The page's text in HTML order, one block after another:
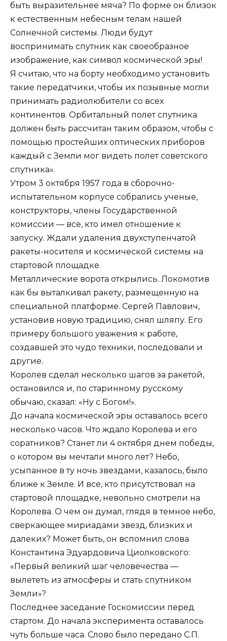
быть выразительнее мяча? По форме он близок
к естественным небесным телам нашей
Солнечной системы. Люди будут
воспринимать спутник как своеобразное
изображение, как символ космической эры!
Я считаю, что на борту необходимо установить
такие передатчики, чтобы их позывные могли
принимать радиолюбители со всех
континентов. Орбитальный полет спутника
должен быть рассчитан таким образом, чтобы с
помощью простейших оптических приборов
каждый с Земли мог видеть полет советского
спутника».
Утром 3 октября 1957 года в сборочно-
испытательном корпусе собрались ученые,
конструкторы, члены Государственной
комиссии — все, кто имел отношение к
запуску. Ждали удаления двухступенчатой ​​
ракеты-носителя и космической системы на
стартовой площадке.
Металлические ворота открылись. Локомотив
как бы выталкивал ракету, размещенную на
специальной платформе. Сергей Павлович,
установив новую традицию, снял шляпу. Его
примеру большого уважения к работе,
создавшей это чудо техники, последовали и
другие.
Королев сделал несколько шагов за ракетой,
остановился и, по старинному русскому
обычаю, сказал: «Ну с Богом!».
До начала космической эры оставалось всего
несколько часов. Что ждало Королева и его
соратников? Станет ли 4 октября днем ​​победы,
о котором вы мечтали много лет? Небо,
усыпанное в ту ночь звездами, казалось, было
ближе к Земле. И все, кто присутствовал на
стартовой площадке, невольно смотрели на
Королева. О чем он думал, глядя в темное небо,
сверкающее мириадами звезд, близких и
далеких? Может быть, он вспомнил слова
Константина Эдуардовича Циолковского:
«Первый великий шаг человечества —
вылететь из атмосферы и стать спутником
Земли»?
Последнее заседание Госкомиссии перед
стартом. До начала эксперимента оставалось
чуть больше часа. Слово было передано С.П.